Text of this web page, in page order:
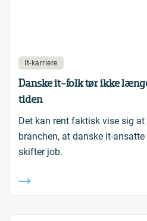
It-karriere
Danske it-folk tør ikke
tiden
Det kan rent faktisk vise sig
branchen, at danske it-
skifter job.